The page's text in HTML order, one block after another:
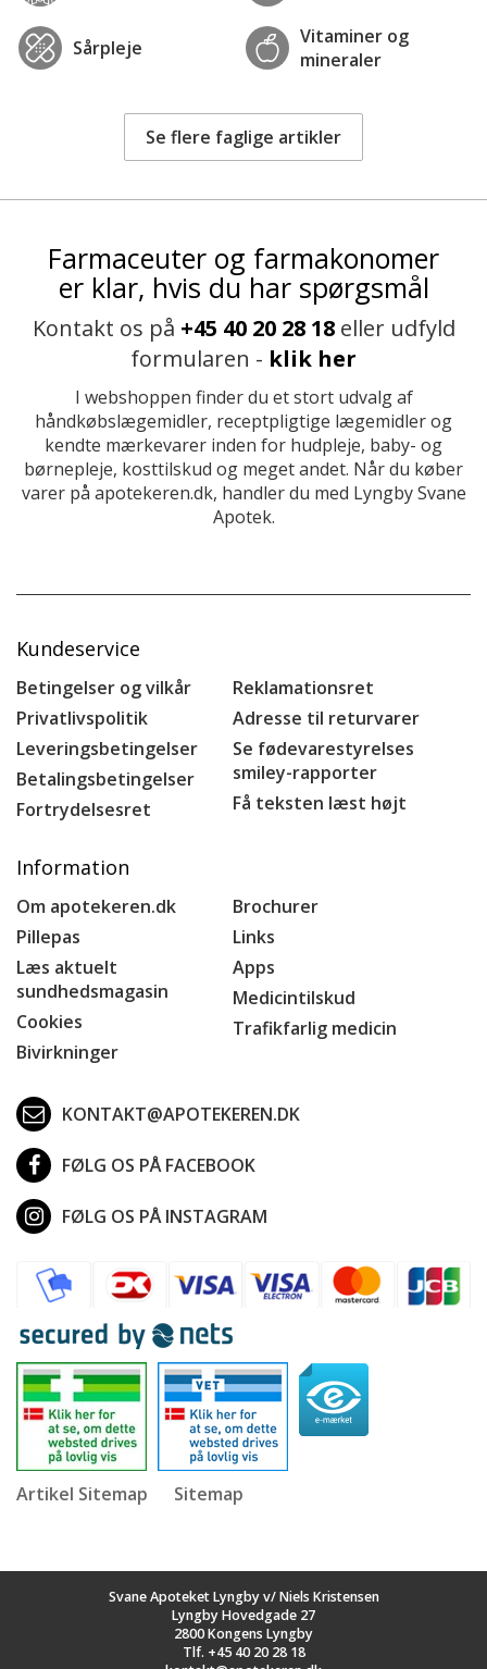
Sårpleje
Vitaminer og
mineraler
Se flere faglige artikler
Farmaceuter og farmakonomer
er klar, hvis du har spørgsmål
Kontakt os på +45 40 20 28 18eller udfyld
formularen - klik her
I webshoppen finder du et stort udvalg af
håndkøbslægemidler, receptpligtige lægemidler og
kendte mærkevarer inden for hudpleje, baby- og
børnepleje, kosttilskud og meget andet. Når du køber
varer på apotekeren.dk, handler du med Lyngby Svane
Apotek.
Kundeservice
Betingelser og vilkår
Privatlivspolitik
Leveringsbetingelser
Betalingsbetingelser
Fortrydelsesret
Reklamationsret
Adresse til returvarer
Se fødevarestyrelses
smiley-rapporter
Få teksten læst højt
Information
Om apotekeren.dk
Pillepas
Læs aktuelt
sundhedsmagasin
Cookies
Bivirkninger
Brochurer
Links
Apps
Medicintilskud
Trafikfarlig medicin
KONTAKT@APOTEKEREN.DK
FØLG OS PÅ FACEBOOK
FØLG OS PÅ INSTAGRAM
Artikel Sitemap Sitemap
Svane Apoteket Lyngby v/ Niels Kristensen
Lyngby Hovedgade 27
2800 Kongens Lyngby
Tlf. +45 40 20 28 18